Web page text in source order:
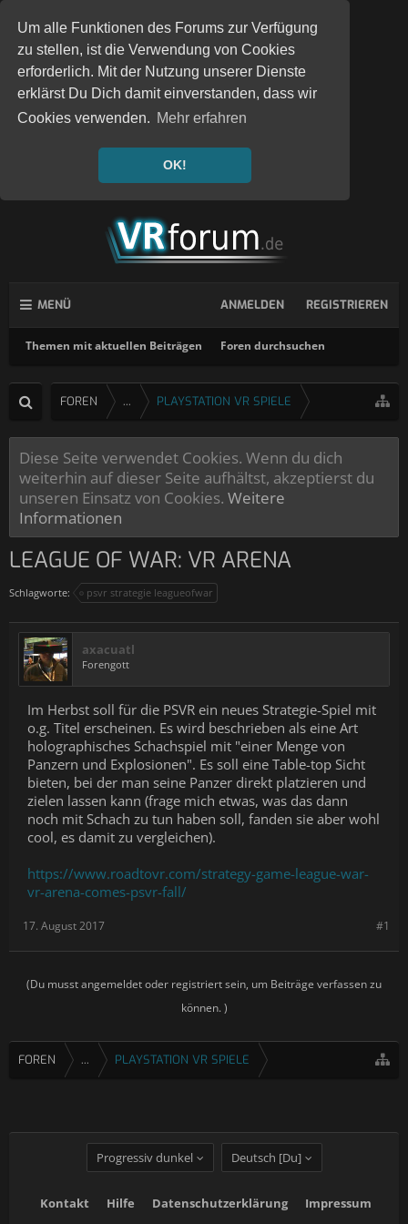
Um alle Funktionen des Forums zur Verfügung
zu stellen, ist die Verwendung von Cookies
erforderlich. Mit der Nutzung unserer Dienste
erklärst Du Dich damit einverstanden, dass wir
Cookies verwenden. Mehr erfahren
OK!
MENÜ
Themen mit aktuellen Beiträgen Foren durchsuchen
ANMELDEN REGISTRIEREN
FOREN ... PLAYSTATION VR SPIELE
Diese Seite verwendet Cookies. Wenn du dich
weiterhin auf dieser Seite aufhältst, akzeptierst du
unseren Einsatz von Cookies. Weitere
Informationen
LEAGUE OF WAR: VR ARENA
Schlagworte: psvr strategie leagueofwar
axacuatl
Forengott
Im Herbst soll für die PSVR ein neues Strategie-Spiel mit
o.g. Titel erscheinen. Es wird beschrieben als eine Art
holographisches Schachspiel mit "einer Menge von
Panzern und Explosionen". Es soll eine Table-top Sicht
bieten, bei der man seine Panzer direkt platzieren und
zielen lassen kann (frage mich etwas, was das dann
noch mit Schach zu tun haben soll, fanden sie aber wohl
cool, es damit zu vergleichen).
https://www.roadtovr.com/strategy-game-league-war-
vr-arena-comes-psvr-fall/
#1
17. August 2017
(Du musst angemeldet oder registriert sein, um Beiträge verfassen zu
können. )
FOREN ... PLAYSTATION VR SPIELE
Progressiv dunkel Deutsch [Du]
Kontakt Hilfe Datenschutzerklärung Impressum